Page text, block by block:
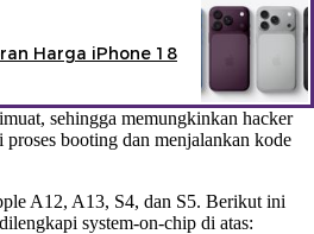
Harga iPhone 18
sehingga memungkinkan hacker
booting dan menjalankan kode
A12, A13, S4, dan S5. Berikut ini
system-on-chip di atas: